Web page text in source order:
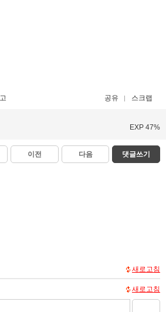
공유 스크랩
EXP 47%
이전 다음 댓글쓰기
새로고침
새로고침